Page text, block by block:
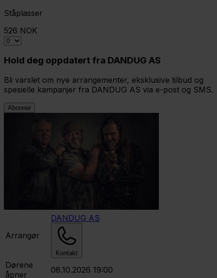
Ståplasser
526 NOK
Hold deg oppdatert fra DANDUG AS
Bli varslet om nye arrangementer, eksklusive tilbud og
spesielle kampanjer fra DANDUG AS via e-post og SMS.
Abonner
Arrangør
DANDUG AS
Kontakt
Dørene
åpner
08.10.2026 19:00